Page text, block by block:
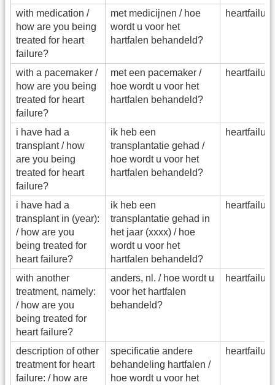
with medication /
how are you being
treated for heart
failure?
met medicijnen / hoe
wordt u voor het
hartfalen behandeld?
with a pacemaker /
how are you being
treated for heart
failure?
met een pacemaker /
hoe wordt u voor het
hartfalen behandeld?
i have had a
transplant / how
are you being
treated for heart
failure?
ik heb een
transplantatie gehad /
hoe wordt u voor het
hartfalen behandeld?
i have had a
transplant in (year):
/ how are you
being treated for
heart failure?
ik heb een
transplantatie gehad in
het jaar (xxxx) / hoe
wordt u voor het
hartfalen behandeld?
with another
treatment, namely:
/ how are you
being treated for
heart failure?
anders, nl. / hoe wordt u
voor het hartfalen
behandeld?
description of other
treatment for heart
failure: / how are
specificatie andere
behandeling hartfalen /
hoe wordt u voor het